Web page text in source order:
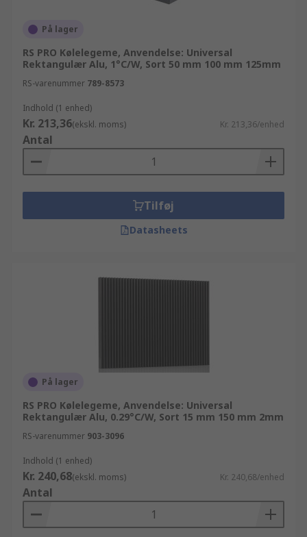
På lager
RS PRO Kølelegeme, Anvendelse: Universal
Rektangulær Alu, 1°C/W, Sort 50 mm 100 mm 125mm
RS-varenummer 789-8573
Indhold (1 enhed)
Kr. 213,36(ekskl. moms) Kr. 213,36/enhed
Antal
Tilføj
Datasheets
På lager
RS PRO Kølelegeme, Anvendelse: Universal
Rektangulær Alu, 0.29°C/W, Sort 15 mm 150 mm 2mm
RS-varenummer 903-3096
Indhold (1 enhed)
Kr. 240,68(ekskl. moms) Kr. 240,68/enhed
Antal